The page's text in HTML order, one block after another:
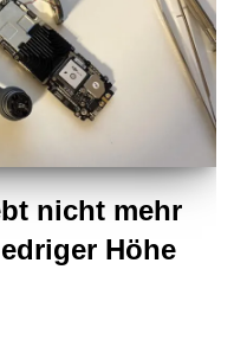
nicht mehr
Höhe